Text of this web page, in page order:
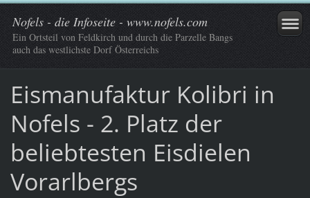
Nofels - die Infoseite - www.nofels.com
Ein Ortsteil von Feldkirch und durch die Parzelle Bangs
auch das westlichste Dorf Österreichs
Eismanufaktur Kolibri in
Nofels - 2. Platz der
beliebtesten Eisdielen
Vorarlbergs